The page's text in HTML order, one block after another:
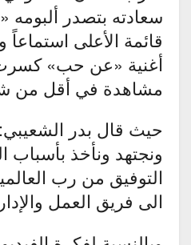
سعادته بتصدر ألبومه
قائمة الأعلى
أغنية «عن حب» كسرت
مشاهدة في أقل من
حيث قال بدر
ونجتهد ونأخذ بأسباب
التوفيق من رب
الى فريق العمل